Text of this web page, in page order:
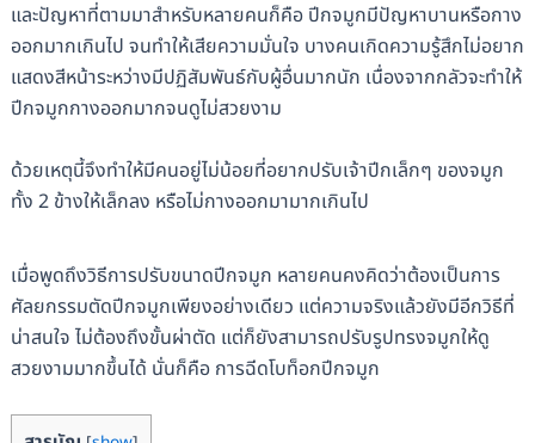
และปัญหาที่ตามมาสำหรับหลายคนก็คือ ปีกจมูกมีปัญหาบานหรือกาง
ออกมากเกินไป จนทำให้เสียความมั่นใจ บางคนเกิดความรู้สึกไม่อยาก
แสดงสีหน้าระหว่างมีปฏิสัมพันธ์กับผู้อื่นมากนัก เนื่องจากกลัวจะทำให้
ปีกจมูกกางออกมากจนดูไม่สวยงาม
ด้วยเหตุนี้จึงทำให้มีคนอยู่ไม่น้อยที่อยากปรับเจ้าปีกเล็กๆ ของจมูก
ทั้ง 2 ข้างให้เล็กลง หรือไม่กางออกมามากเกินไป
เมื่อพูดถึงวิธีการปรับขนาดปีกจมูก หลายคนคงคิดว่าต้องเป็นการ
ศัลยกรรมตัดปีกจมูกเพียงอย่างเดียว แต่ความจริงแล้วยังมีอีกวิธีที่
น่าสนใจ ไม่ต้องถึงขั้นผ่าตัด แต่ก็ยังสามารถปรับรูปทรงจมูกให้ดู
สวยงามมากขึ้นได้ นั่นก็คือ การฉีดโบท็อกปีกจมูก